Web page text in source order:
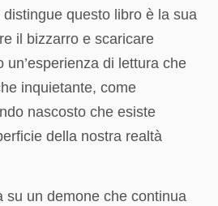
questo libro è la sua
il bizzarro e scaricare
un’esperienza di lettura che
inquietante, come
nascosto che esiste
della nostra realtà
su un demone che continua